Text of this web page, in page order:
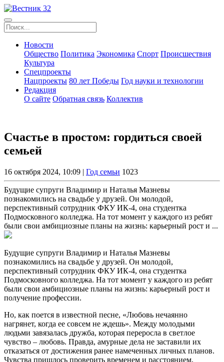
Новости
Общество Политика Экономика Спорт Происшествия
Культура
Спецпроекты
Нацпроекты 80 лет Победы Год науки и технологии
Редакция
О сайте Обратная связь Коллектив
Счастье в простом: гордиться своей
семьей
16 октября 2024, 10:09 | Год семьи 1023
Будущие супруги Владимир и Наталья Мазневы
познакомились на свадьбе у друзей. Он молодой,
перспективный сотрудник ФКУ ИК-4, она студентка
Подмосковного колледжа. На тот момент у каждого из ребят
были свои амбициозные планы на жизнь: карьерный рост и ...
Будущие супруги Владимир и Наталья Мазневы
познакомились на свадьбе у друзей. Он молодой,
перспективный сотрудник ФКУ ИК-4, она студентка
Подмосковного колледжа. На тот момент у каждого из ребят
были свои амбициозные планы на жизнь: карьерный рост и
получение профессии.
Но, как поется в известной песне, «Любовь нечаянно
нагрянет, когда ее совсем не ждешь». Между молодыми
людьми завязалась дружба, которая переросла в светлое
чувство – любовь. Правда, амурные дела не заставили их
отказаться от достижения ранее намеченных личных планов.
Чувства пришлось проверить временем и расстоянием.